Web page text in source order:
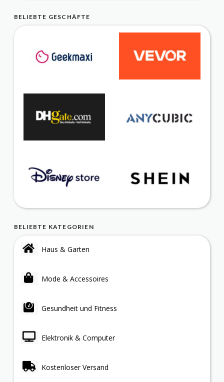
BELIEBTE GESCHÄFTE
BELIEBTE KATEGORIEN
Haus & Garten
Mode & Accessoires
Gesundheit und Fitness
Elektronik & Computer
Kostenloser Versand